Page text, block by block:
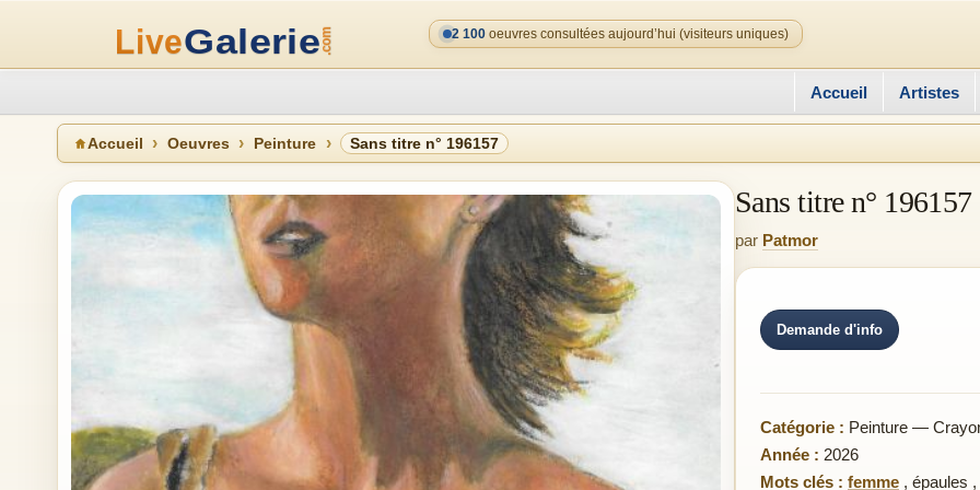
2 100 oeuvres consultées aujourd’hui (visiteurs uniques)
Accueil Artistes
Accueil Oeuvres Peinture Sans titre n° 196157
Sans titre n° 196157
par Patmor
Demande d'info
Catégorie : Peinture —
Année : 2026
Mots clés : femme , épaules ,